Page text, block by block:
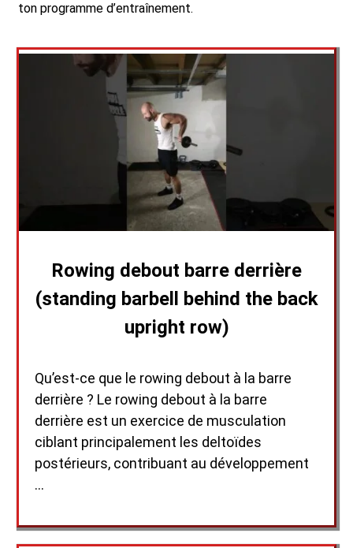
ton programme d’entraînement.
Rowing debout barre derrière
(standing barbell behind the back
upright row)
Qu’est-ce que le rowing debout à la barre
derrière ? Le rowing debout à la barre
derrière est un exercice de musculation
ciblant principalement les deltoïdes
postérieurs, contribuant au développement
…